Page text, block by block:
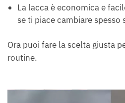
La lacca è economica e
se ti piace cambiare spesso
Ora puoi fare la scelta giusta
routine.